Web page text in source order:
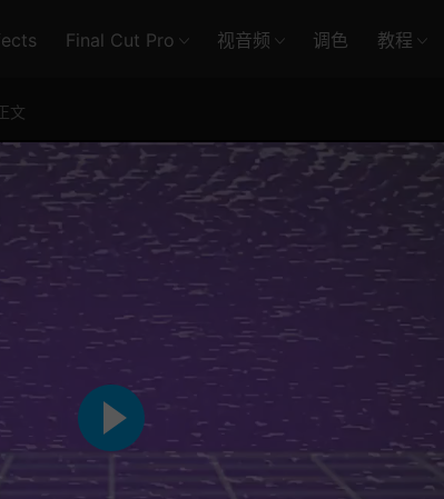
Final Cut Pro 视音频 调色 教程
文